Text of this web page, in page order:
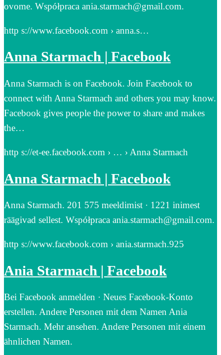
ovome. Współpraca ania.starmach@gmail.com.
http s://www.facebook.com › anna.s…
Anna Starmach | Facebook
Anna Starmach is on Facebook. Join Facebook to
connect with Anna Starmach and others you may know.
Facebook gives people the power to share and makes
the…
http s://et-ee.facebook.com › … › Anna Starmach
Anna Starmach | Facebook
Anna Starmach. 201 575 meeldimist · 1221 inimest
räägivad sellest. Współpraca ania.starmach@gmail.com.
http s://www.facebook.com › ania.starmach.925
Ania Starmach | Facebook
Bei Facebook anmelden · Neues Facebook-Konto
erstellen. Andere Personen mit dem Namen Ania
Starmach. Mehr ansehen. Andere Personen mit einem
ähnlichen Namen.